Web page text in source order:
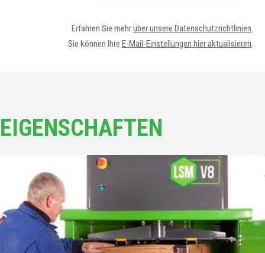
Erfahren Sie mehrüber unsere Datenschutzrichtlinien.
Sie können Ihre E-Mail-Einstellungen hier aktualisieren.
EIGENSCHAFTEN